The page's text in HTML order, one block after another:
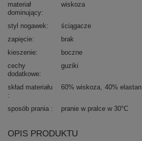
materiał
dominujący
wiskoza
styl nogawek
ściągacze
zapięcie
brak
kieszenie
boczne
cechy
dodatkowe
guziki
skład materiału 60% wiskoza 40% elastan
sposób prania pranie w pralce w 30°C
OPIS PRODUKTU